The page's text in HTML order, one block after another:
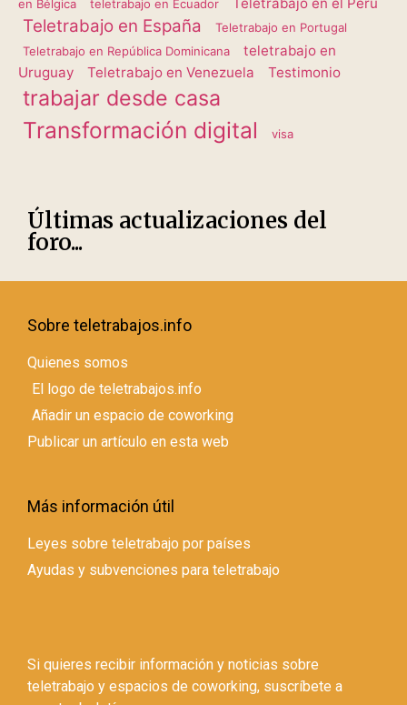
en Bélgica
teletrabajo en Ecuador
Teletrabajo en España
Teletrabajo en Portugal
Teletrabajo en República Dominicana
teletrabajo en
Uruguay
Teletrabajo en Venezuela Testimonio
trabajar desde casa
Transformación digital visa
Últimas actualizaciones del
foro...
Sobre teletrabajos.info
Quienes somos
El logo de teletrabajos.info
Añadir un espacio de coworking
Publicar un artículo en esta web
Más información útil
Leyes sobre teletrabajo por países
Ayudas y subvenciones para teletrabajo
Si quieres recibir información y noticias sobre
teletrabajo y espacios de coworking, suscríbete a